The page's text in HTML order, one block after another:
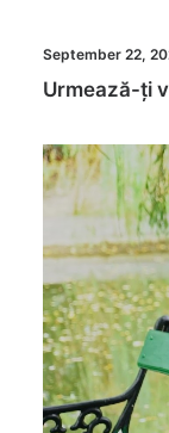
September 22,
Urmează-ți